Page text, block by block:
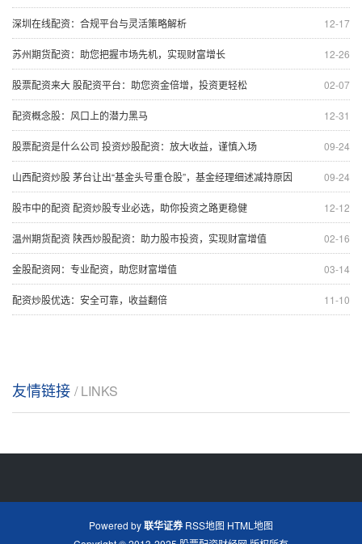
12-17
深圳在线配资：合规平台与灵活策略解析
12-26
苏州期货配资：助您把握市场先机，实现财富增长
02-07
股票配资来大 股配资平台：助您资金倍增，投资更轻松
12-31
配资概念股：风口上的潜力黑马
09-24
股票配资是什么公司 投资炒股配资：放大收益，谨慎入场
09-24
山西配资炒股 茅台让出“基金头号重仓股”，基金经理细述减持原因
12-12
股市中的配资 配资炒股专业必选，助你投资之路更稳健
02-16
温州期货配资 陕西炒股配资：助力股市投资，实现财富增值
03-14
金股配资网：专业配资，助您财富增值
11-10
配资炒股优选：安全可靠，收益翻倍
友情链接 / LINKS
Powered by联华证券 RSS地图 HTML地图